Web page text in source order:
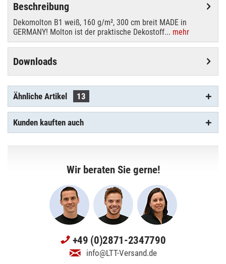
Beschreibung
Dekomolton B1 weiß, 160 g/m², 300 cm breit MADE in
GERMANY! Molton ist der praktische Dekostoff... mehr
Downloads
Ähnliche Artikel 13
Kunden kauften auch
Wir beraten Sie gerne!
+49 (0)2871-2347790
info@LTT-Versand.de